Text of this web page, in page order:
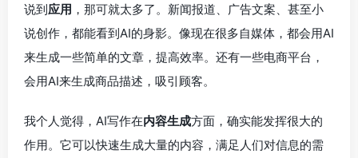
说到应用 ，那可就太多了。新闻报道、广告文案、甚至小
说创作，都能看到AI的身影。像现在很多自媒体，都会用AI
来生成一些简单的文章，提高效率。还有一些电商平台，
会用AI来生成商品描述，吸引顾客。
我个人觉得，AI写作在内容生成方面，确实能发挥很大的
作用。它可以快速生成大量的内容，满足人们对信息的需